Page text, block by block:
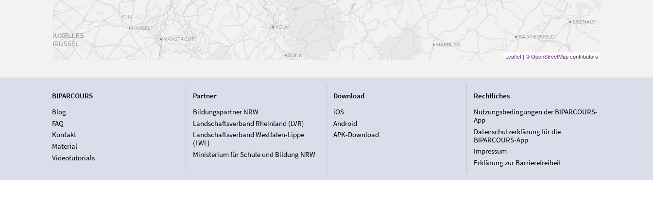
Leaflet| ©OpenStreetMapcontributors
BIPARCOURS
Blog
FAQ
Kontakt
Material
Videotutorials
Partner
Bildungspartner NRW
Landschaftsverband Rheinland (LVR)
Landschaftsverband Westfalen-Lippe
(LWL)
Ministerium für Schule und Bildung NRW
Download
iOS
Android
APK-Download
Rechtliches
Nutzungsbedingungen der BIPARCOURS-
App
Datenschutzerklärung für die
BIPARCOURS-App
Impressum
Erklärung zur Barrierefreiheit